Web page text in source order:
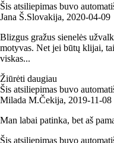
Šis atsiliepimas buvo
Jana Š.Slovakija, 2020‑04‑09
Blizgus gražus sienelės
motyvas. Net jei būtų klijai,
viskas...
Žiūrėti daugiau
Šis atsiliepimas buvo
Milada M.Čekija, 2019‑11‑08
Man labai patinka, bet aš
Šis atsiliepimas buvo